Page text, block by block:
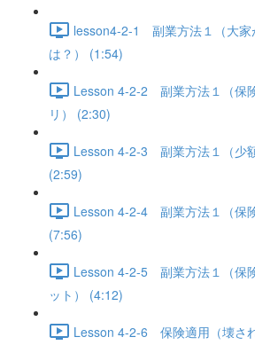
lesson4-2-1 副業方法１（大家
は？） (1:54)
Lesson 4-2-2 副業方法１（保
リ） (2:30)
Lesson 4-2-3 副業方法１（少
(2:59)
Lesson 4-2-4 副業方法１（保
(7:56)
Lesson 4-2-5 副業方法１（保
ット） (4:12)
Lesson 4-2-6 保険適用（壊さ